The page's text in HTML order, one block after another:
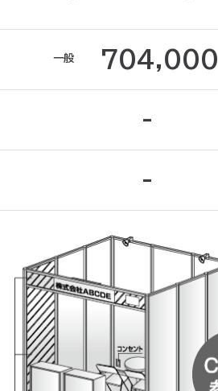
一般 704,000
-
-